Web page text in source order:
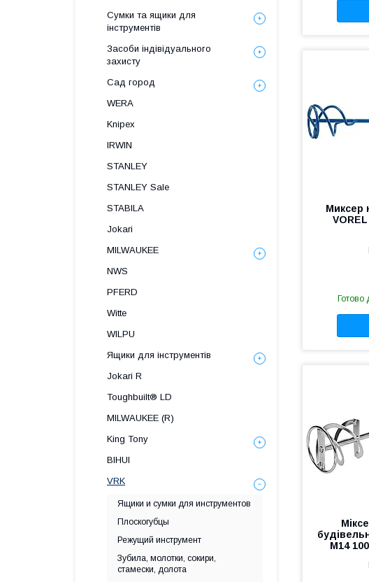
Миксер
Готово
М14
Сумки та ящики для
інструментів
Засоби індівідуального
захисту
Сад город
WERA
Knipex
IRWIN
STANLEY
STANLEY Sale
STABILA
Jokari
MILWAUKEE
NWS
PFERD
Witte
WILPU
Ящики для інструментів
Jokari R
Toughbuilt® LD
MILWAUKEE (R)
King Tony
BIHUI
VRK
Ящики и сумки для инструментов
Плоскогубцы
Режущий инструмент
Зубила, молотки, сокири,
стамески, долота